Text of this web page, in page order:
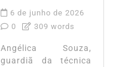
6 de junho de 2026
0
309 words
Angélica Souza,
guardiã da técnica